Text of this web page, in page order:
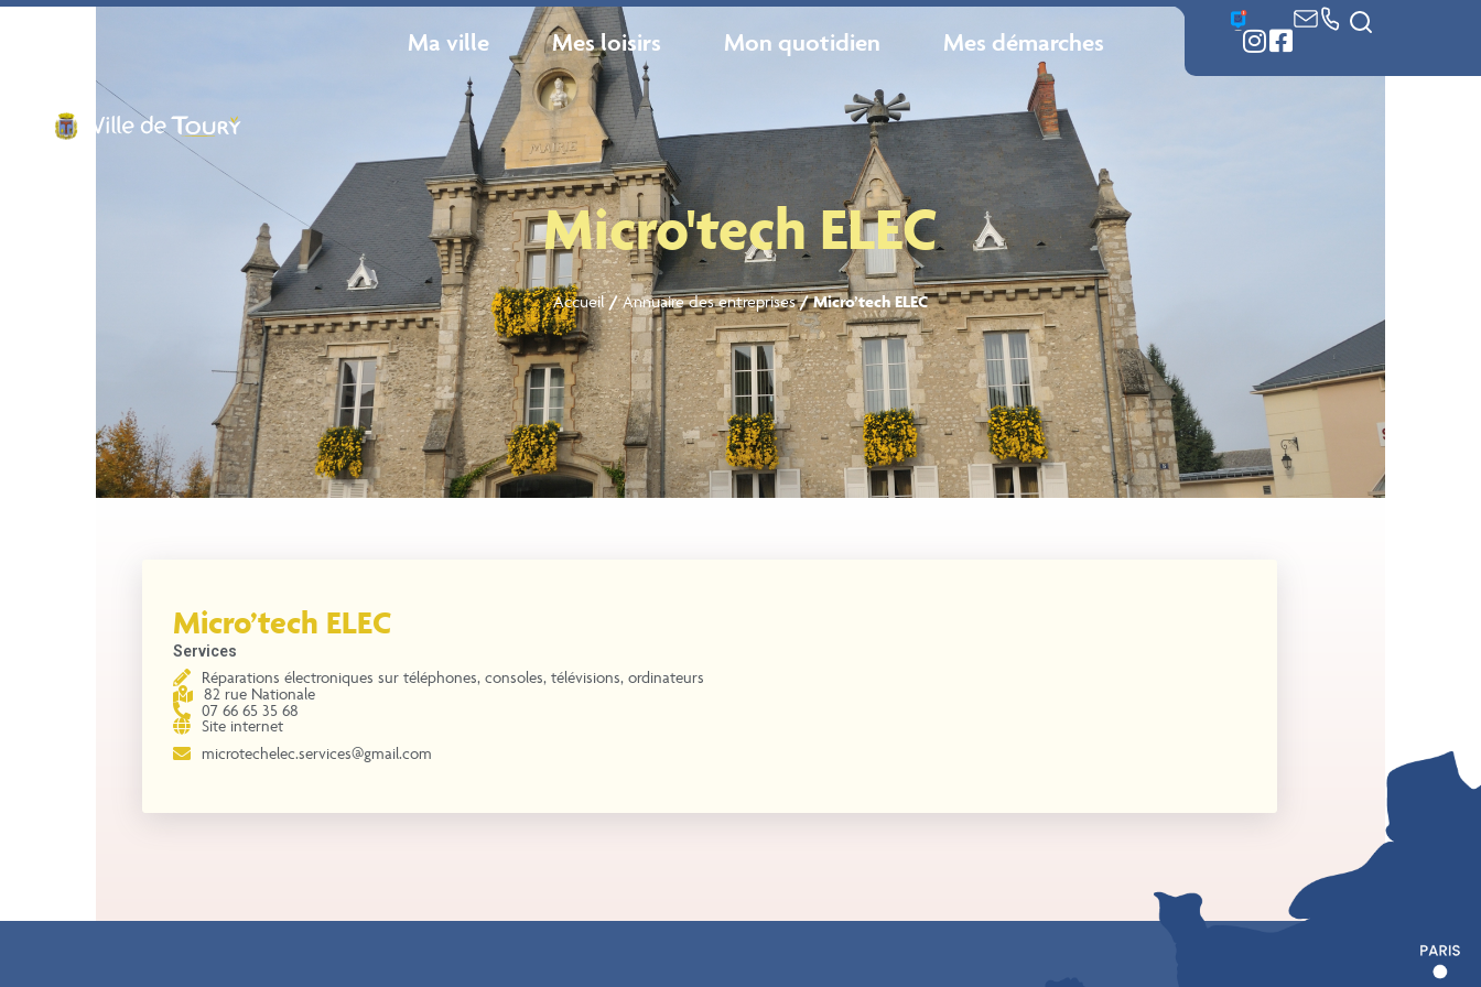
Ma ville Mes loisirs Mon quotidien Mes démarches
Micro'tech ELEC
Accueil/Annuaire des entreprises/Micro’tech ELEC
Micro’tech ELEC
Services
Réparations électroniques sur téléphones, consoles, télévisions, ordinateurs
82 rue Nationale
07 66 65 35 68
Site internet
microtechelec.services@gmail.com